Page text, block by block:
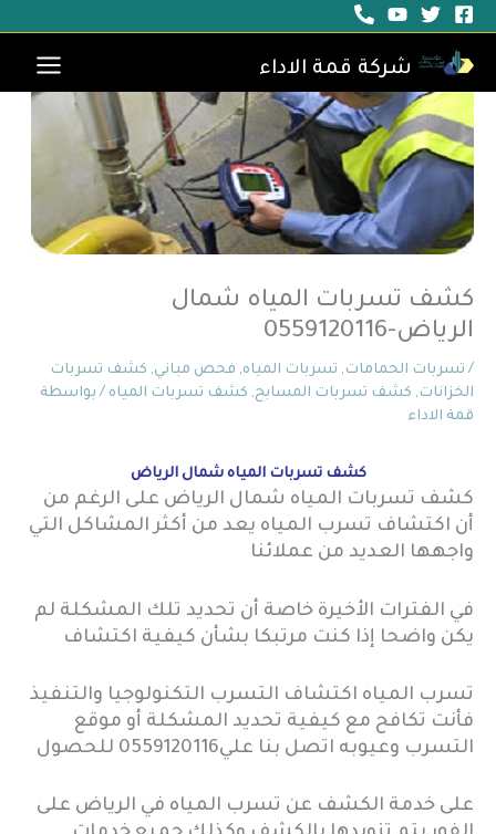
تخطي
المحتوى
شركة قمة الاداء
كشف تسربات المياه شمال
الرياض-0559120116
/ تسربات الحمامات, تسربات المياه, فحص مباني, كشف تسربات
الخزانات, كشف تسربات المسابح, كشف تسربات المياه / بواسطة
قمة الاداء
كشف تسربات المياه شمال الرياض
كشف تسربات المياه شمال الرياض على الرغم من
أن اكتشاف تسرب المياه يعد من أكثر المشاكل التي
واجهها العديد من عملائنا
في الفترات الأخيرة خاصة أن تحديد تلك المشكلة لم
يكن واضحا إذا كنت مرتبكا بشأن كيفية اكتشاف
تسرب المياه اكتشاف التسرب التكنولوجيا والتنفيذ
فأنت تكافح مع كيفية تحديد المشكلة أو موقع
التسرب وعيوبه اتصل بنا علي0559120116 للحصول
على خدمة الكشف عن تسرب المياه في الرياض على